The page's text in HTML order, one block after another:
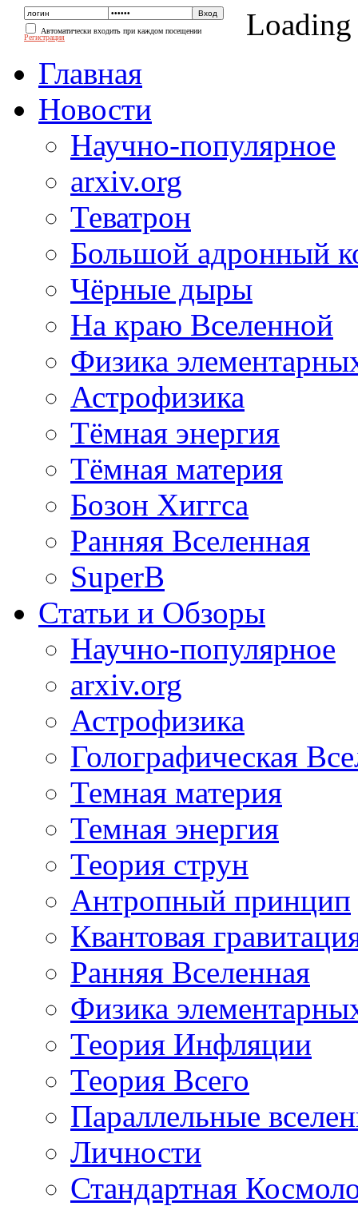
Автоматически входить при каждом посещении
Регистрация
Loading
Главная
Новости
Научно-популярное
arxiv.org
Теватрон
Большой адронный
Чёрные дыры
На краю Вселенной
Физика
Астрофизика
Тёмная энергия
Тёмная материя
Бозон Хиггса
Ранняя Вселенная
SuperB
Статьи и Обзоры
Научно-популярное
arxiv.org
Астрофизика
Голографическая
Темная материя
Темная энергия
Теория струн
Антропный принцип
Квантовая
Ранняя Вселенная
Физика
Теория Инфляции
Теория Всего
Параллельные
Личности
Стандартная